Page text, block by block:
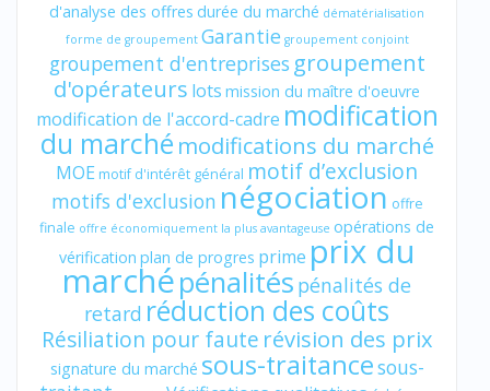
d'analyse des offres durée du marché dématérialisation
forme de groupement Garantie groupement conjoint
groupement d'entreprises groupement
d'opérateurs lots mission du maître d'oeuvre
modification de l'accord-cadre modification
du marché modifications du marché
MOE motif d'intérêt général motif d’exclusion
motifs d'exclusion négociation offre
finale offre économiquement la plus avantageuse opérations de
vérification plan de progres prime prix du
marchépénalités pénalités de
retard réduction des coûts
Résiliation pour faute révision des prix
signature du marché sous-traitancesous-